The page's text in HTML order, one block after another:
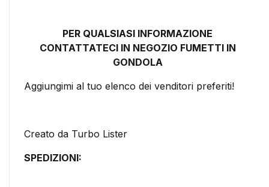
PER QUALSIASI INFORMAZIONE
CONTATTATECI IN NEGOZIO FUMETTI IN
GONDOLA
Aggiungimi al tuo elenco dei venditori preferiti!
Creato da Turbo Lister
SPEDIZIONI: